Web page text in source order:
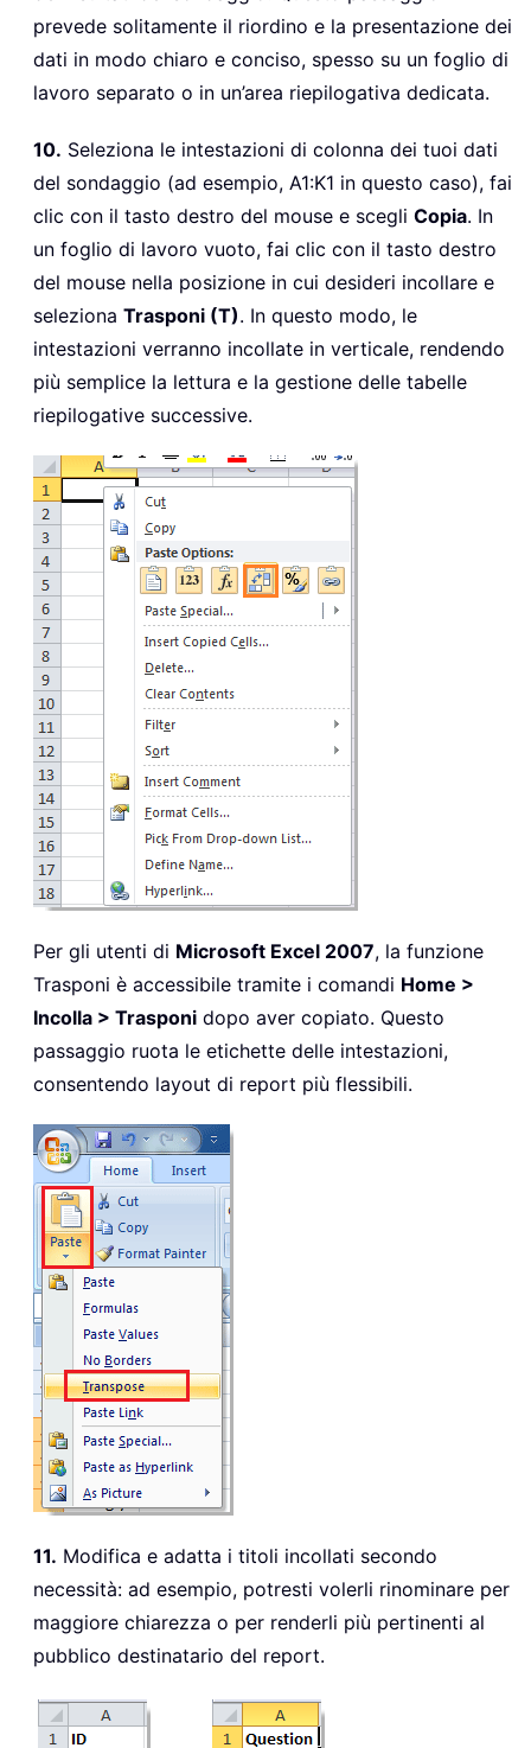
prevede solitamente il riordino e la presentazione dei
dati in modo chiaro e conciso, spesso su un foglio di
lavoro separato o in un’area riepilogativa dedicata.
10. Seleziona le intestazioni di colonna dei tuoi dati
del sondaggio (ad esempio, A1:K1 in questo caso), fai
clic con il tasto destro del mouse e scegli Copia. In
un foglio di lavoro vuoto, fai clic con il tasto destro
del mouse nella posizione in cui desideri incollare e
seleziona Trasponi (T). In questo modo, le
intestazioni verranno incollate in verticale, rendendo
più semplice la lettura e la gestione delle tabelle
riepilogative successive.
Per gli utenti di Microsoft Excel 2007, la funzione
Trasponi è accessibile tramite i comandi Home >
Incolla > Trasponi dopo aver copiato. Questo
passaggio ruota le etichette delle intestazioni,
consentendo layout di report più flessibili.
11. Modifica e adatta i titoli incollati secondo
necessità: ad esempio, potresti volerli rinominare per
maggiore chiarezza o per renderli più pertinenti al
pubblico destinatario del report.